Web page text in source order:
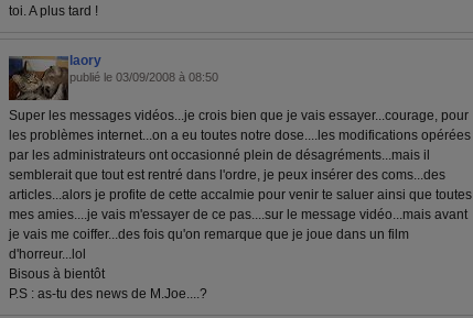
toi. A plus tard !
laory
publié le 03/09/2008 à 08:50
Super les messages vidéos...je crois bien que je vais essayer...courage, pour
les problèmes internet...on a eu toutes notre dose....les modifications opérées
par les administrateurs ont occasionné plein de désagréments...mais il
semblerait que tout est rentré dans l'ordre, je peux insérer des coms...des
articles...alors je profite de cette accalmie pour venir te saluer ainsi que toutes
mes amies....je vais m'essayer de ce pas....sur le message vidéo...mais avant
je vais me coiffer...des fois qu'on remarque que je joue dans un film
d'horreur...lol
Bisous à bientôt
P.S : as-tu des news de M.Joe....?